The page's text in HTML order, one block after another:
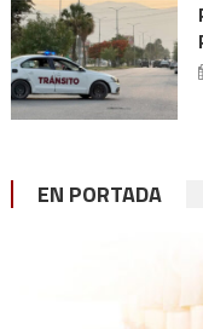
EN PORTADA